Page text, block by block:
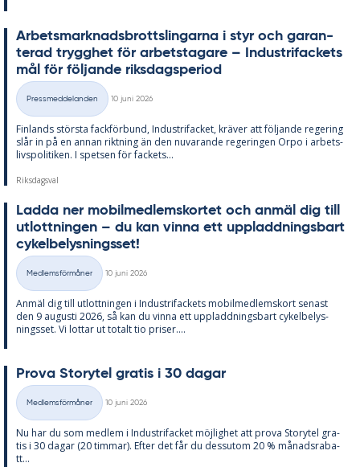
Ar­bets­mark­nads­brotts­ling­ar­na i styr och ga­ran­
te­rad trygg­het för ar­bets­ta­ga­re – In­du­stri­fac­kets
mål för föl­jan­de riks­dags­pe­ri­od
Kategorier
Pressmeddelanden
10 juni 2026
Fin­lan­ds störs­ta fack­för­bund, In­du­stri­fac­ket, krä­ver att föl­jan­de re­ge­ring
slår in på en an­nan rikt­ning än den nu­va­ran­de re­ge­ring­en Orpo i ar­bets­
livs­po­li­ti­ken. I spet­sen för fac­kets...
Riksdagsval
Lad­da ner mo­bil­med­lems­kor­tet och an­mäl dig till
ut­lott­ning­en – du kan vin­na ett upp­ladd­nings­bart
cy­kel­be­lys­nings­set!
Kategorier
Medlemsförmåner
10 juni 2026
An­mäl dig till ut­lott­ning­en i In­du­stri­fac­kets mo­bil­med­lems­kort se­nast
den 9 au­gusti 2026, så kan du vin­na ett upp­ladd­nings­bart cy­kel­be­lys­
nings­set. Vi lot­tar ut to­talt tio pri­ser....
Prova Sto­ry­tel gra­tis i 30 da­gar
Kategorier
Medlemsförmåner
10 juni 2026
Nu har du som med­lem i In­du­stri­fac­ket möj­lig­het att prova Sto­ry­tel gra­
tis i 30 da­gar (20 tim­mar). Ef­ter det får du dess­utom 20 % må­nads­ra­ba­
tt...